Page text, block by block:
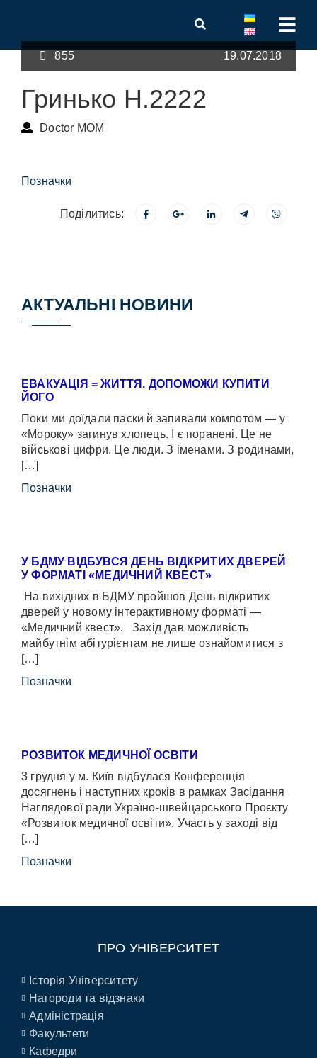
855 19.07.2018
Гринько Н.2222
Doctor MOM
Позначки
Поділитись:
АКТУАЛЬНІ НОВИНИ
ЕВАКУАЦІЯ = ЖИТТЯ. ДОПОМОЖИ КУПИТИ
ЙОГО
Поки ми доїдали паски й запивали компотом — у
«Мороку» загинув хлопець. І є поранені. Це не
військові цифри. Це люди. З іменами. З родинами,
[…]
Позначки
У БДМУ ВІДБУВСЯ ДЕНЬ ВІДКРИТИХ ДВЕРЕЙ
У ФОРМАТІ «МЕДИЧНИЙ КВЕСТ»
На вихідних в БДМУ пройшов День відкритих
дверей у новому інтерактивному форматі —
«Медичний квест». Захід дав можливість
майбутнім абітурієнтам не лише ознайомитися з
[…]
Позначки
РОЗВИТОК МЕДИЧНОЇ ОСВІТИ
3 грудня у м. Київ відбулася Конференція
досягнень і наступних кроків в рамках Засідання
Наглядової ради Україно-швейцарського Проєкту
«Розвиток медичної освіти». Участь у заході від
[…]
Позначки
ПРО УНІВЕРСИТЕТ
Історія Університету
Нагороди та відзнаки
Адміністрація
Факультети
Кафедри